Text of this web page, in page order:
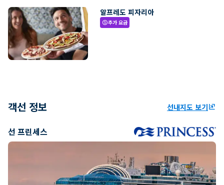
알프레도 피자리아
paid추가 요금
객선 정보 선내지도 보기ungroup
선 프린세스